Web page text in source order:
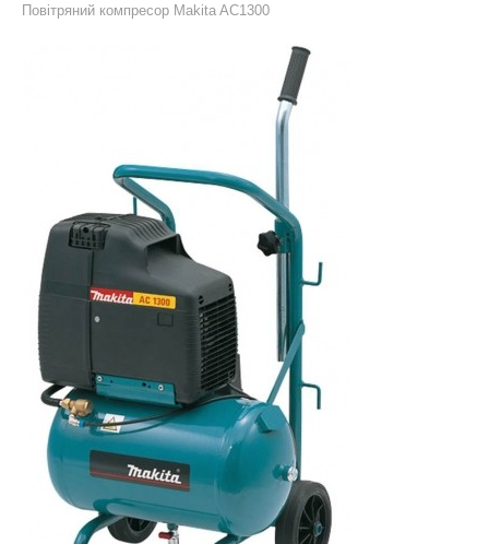
Повітряний компресор Makita AC1300